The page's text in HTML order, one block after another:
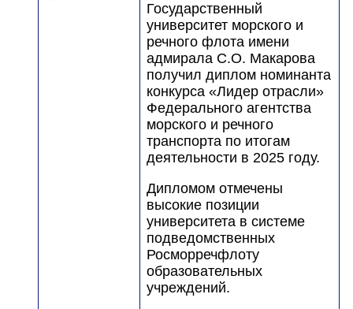
Государственный
университет морского и
речного флота имени
адмирала С.О. Макарова
получил диплом номинанта
конкурса «Лидер отрасли»
Федерального агентства
морского и речного
транспорта по итогам
деятельности в 2025 году.
Дипломом отмечены
высокие позиции
университета в системе
подведомственных
Росморречфлоту
образовательных
учреждений.